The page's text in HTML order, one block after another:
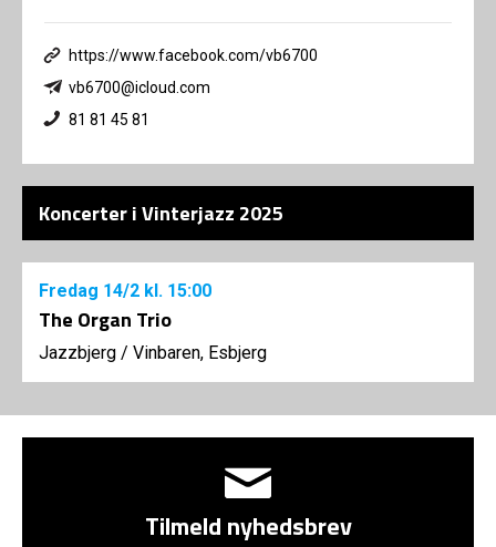
https://www.facebook.com/vb6700
vb6700@icloud.com
81 81 45 81
Koncerter i Vinterjazz 2025
Fredag 14/2 kl. 15:00
The Organ Trio
Jazzbjerg / Vinbaren, Esbjerg
Tilmeld nyhedsbrev